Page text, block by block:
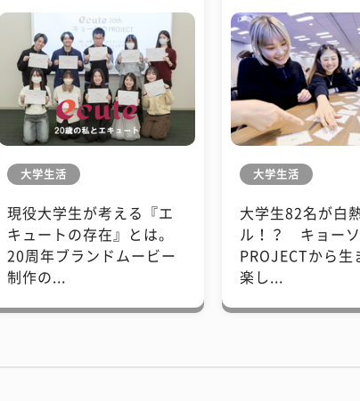
大学生活
現役大学生が考える『エ
キュートの存在』とは。
20周年ブランドムービー
制作の...
大学生活
大学生82名が白
ル！？ キョーソ
PROJECTから生
楽し...